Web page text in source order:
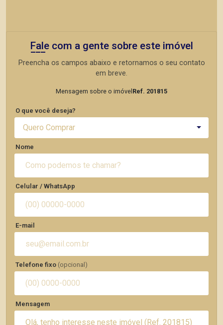
Fale com a gente sobre este imóvel
Preencha os campos abaixo e retornamos o seu contato
em breve.
Mensagem sobre o imóvel Ref. 201815
O que você deseja?
Quero Comprar
Nome
Celular / WhatsApp
E-mail
Telefone fixo (opcional)
Mensagem